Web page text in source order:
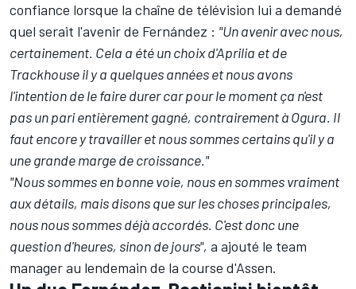
confiance lorsque la chaîne de télévision lui a demandé
quel serait l'avenir de Fernández : "Un avenir avec nous,
certainement. Cela a été un choix d'Aprilia et de
Trackhouse il y a quelques années et nous avons
l'intention de le faire durer car pour le moment ça n'est
pas un pari entièrement gagné, contrairement à Ogura. Il
faut encore y travailler et nous sommes certains qu'il y a
une grande marge de croissance."
"Nous sommes en bonne voie, nous en sommes vraiment
aux détails, mais disons que sur les choses principales,
nous nous sommes déjà accordés. C'est donc une
question d'heures, sinon de jours", a ajouté le team
manager au lendemain de la course d'Assen.